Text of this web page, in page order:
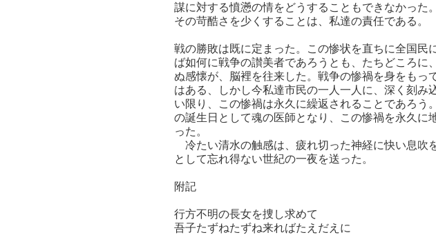
謀に対する憤懣の情をどうすることもできなかった
その苛酷さを少くすることは、私達の責任である。
戦の勝敗は既に定まった。この惨状を直ちに全国
ば如何に戦争の讃美者であろうとも、たちどころ
ぬ感懐が、脳裡を往来した。戦争の惨禍を身をも
はある、しかし今私達市民の一人一人に、深く刻
い限り、この惨禍は永久に繰返されることであろ
の誕生日として魂の医師となり、この惨禍を永久
った。
冷たい清水の触感は、疲れ切った神経に快い息吹
として忘れ得ない世紀の一夜を送った。
附記
行方不明の長女を捜し求めて
吾子たずねたずね来ればたえだえに